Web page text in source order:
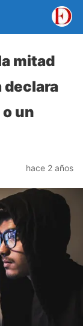
mitad
declara
un
hace 2 años